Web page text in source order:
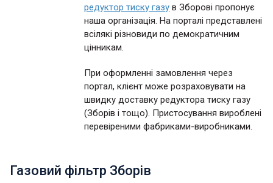
редуктор тиску газу в Зборові пропонує
наша організація. На порталі представлені
всілякі різновиди по демократичним
цінникам.
При оформленні замовлення через
портал, клієнт може розраховувати на
швидку доставку редуктора тиску газу
(Зборів і тощо). Пристосування вироблені
перевіреними фабриками-виробниками.
Газовий фільтр Зборів